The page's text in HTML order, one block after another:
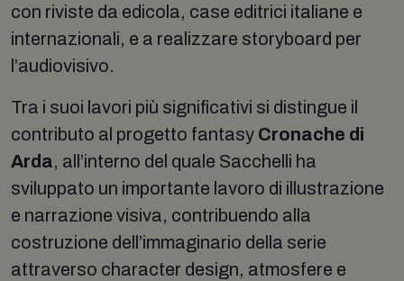
con riviste da edicola, case editrici italiane e
internazionali, e a realizzare storyboard per
l’audiovisivo.
Tra i suoi lavori più significativi si distingue il
contributo al progetto fantasy Cronache di
Arda, all’interno del quale Sacchelli ha
sviluppato un importante lavoro di illustrazione
e narrazione visiva, contribuendo alla
costruzione dell’immaginario della serie
attraverso character design, atmosfere e